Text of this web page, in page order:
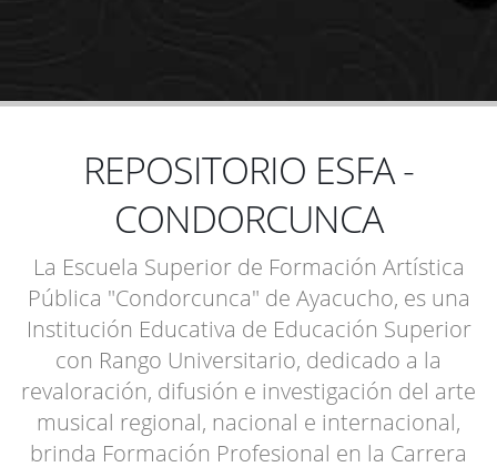
REPOSITORIO ESFA -
CONDORCUNCA
La Escuela Superior de Formación Artística
Pública "Condorcunca" de Ayacucho, es una
Institución Educativa de Educación Superior
con Rango Universitario, dedicado a la
revaloración, difusión e investigación del arte
musical regional, nacional e internacional,
brinda Formación Profesional en la Carrera